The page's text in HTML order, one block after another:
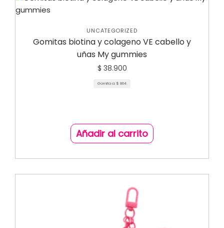
UNCATEGORIZED
Gomitas biotina y colageno VE cabello y
uñas My gummies
$ 38.900
Gomita a: $ 864
Añadir al carrito